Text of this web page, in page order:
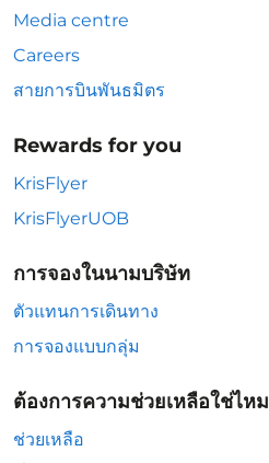
Media centre
Careers
สายการบินพันธมิตร
Rewards for you
KrisFlyer
KrisFlyerUOB
การจองในนามบริษัท
ตัวแทนการเดินทาง
การจองแบบกลุ่ม
ต้องการความช่วยเหลือใช่ไหม
ช่วยเหลือ